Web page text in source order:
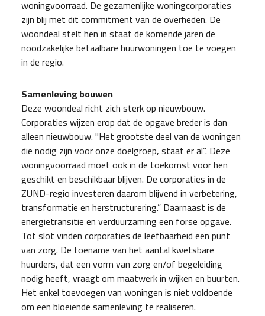
woningvoorraad. De gezamenlijke woningcorporaties
zijn blij met dit commitment van de overheden. De
woondeal stelt hen in staat de komende jaren de
noodzakelijke betaalbare huurwoningen toe te voegen
in de regio.
Samenleving bouwen
Deze woondeal richt zich sterk op nieuwbouw.
Corporaties wijzen erop dat de opgave breder is dan
alleen nieuwbouw. "Het grootste deel van de woningen
die nodig zijn voor onze doelgroep, staat er al”. Deze
woningvoorraad moet ook in de toekomst voor hen
geschikt en beschikbaar blijven. De corporaties in de
ZUND-regio investeren daarom blijvend in verbetering,
transformatie en herstructurering.” Daarnaast is de
energietransitie en verduurzaming een forse opgave.
Tot slot vinden corporaties de leefbaarheid een punt
van zorg. De toename van het aantal kwetsbare
huurders, dat een vorm van zorg en/of begeleiding
nodig heeft, vraagt om maatwerk in wijken en buurten.
Het enkel toevoegen van woningen is niet voldoende
om een bloeiende samenleving te realiseren.